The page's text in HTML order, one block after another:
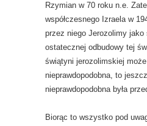
Rzymian w 70 roku n.e.
współczesnego Izraela w
przez niego Jerozolimy
ostatecznej odbudowy tej
świątyni jerozolimskiej
nieprawdopodobna, to
nieprawdopodobna była
Biorąc to wszystko pod